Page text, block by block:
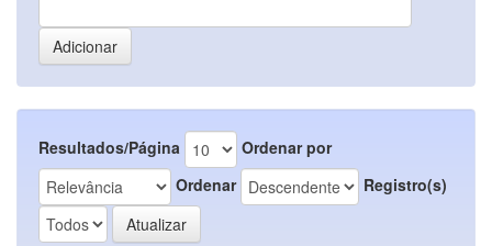
Resultados/Página
Ordenar por
Ordenar
Registro(s)